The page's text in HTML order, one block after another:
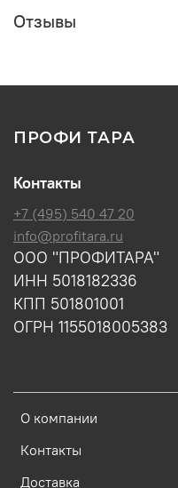
Отзывы
ПРОФИ ТАРА
О компании
Контакты
Доставка
Контакты
+7 (495) 540 47 20
info@profitara.ru
ООО "ПРОФИТАРА"
ИНН 5018182336
КПП 501801001
ОГРН 1155018005383